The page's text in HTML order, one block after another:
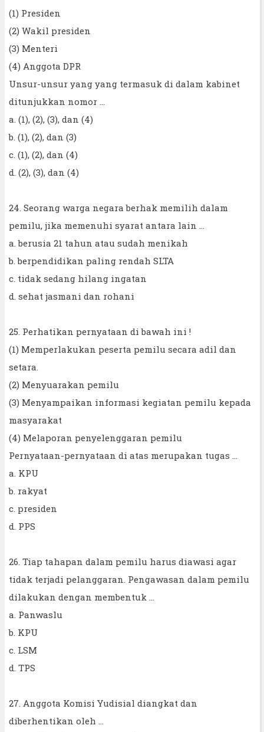
(1) Presiden
(2) Wakil presiden
(3) Menteri
(4) Anggota DPR
Unsur-unsur yang yang termasuk di dalam kabinet
ditunjukkan nomor ...
a. (1), (2), (3), dan (4)
b. (1), (2), dan (3)
c. (1), (2), dan (4)
d. (2), (3), dan (4)
24. Seorang warga negara berhak memilih dalam
pemilu, jika memenuhi syarat antara lain ...
a. berusia 21 tahun atau sudah menikah
b. berpendidikan paling rendah SLTA
c. tidak sedang hilang ingatan
d. sehat jasmani dan rohani
25. Perhatikan pernyataan di bawah ini !
(1) Memperlakukan peserta pemilu secara adil dan
setara.
(2) Menyuarakan pemilu
(3) Menyampaikan informasi kegiatan pemilu kepada
masyarakat
(4) Melaporan penyelenggaran pemilu
Pernyataan-pernyataan di atas merupakan tugas ...
a. KPU
b. rakyat
c. presiden
d. PPS
26. Tiap tahapan dalam pemilu harus diawasi agar
tidak terjadi pelanggaran. Pengawasan dalam pemilu
dilakukan dengan membentuk ...
a. Panwaslu
b. KPU
c. LSM
d. TPS
27. Anggota Komisi Yudisial diangkat dan
diberhentikan oleh ...